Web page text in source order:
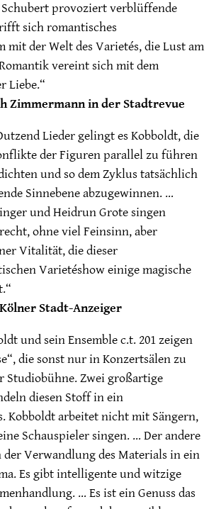
provoziert verblüffende
sich romantisches
mit der Welt des Varietés, die Lust am
vereint sich mit dem
Liebe.“
Zimmermann in der Stadtrevue
Lieder gelingt es Kobboldt, die
der Figuren parallel zu führen
und so dem Zyklus tatsächlich
Sinnebene abzugewinnen. …
und Heidrun Grote singen
ohne viel Feinsinn, aber
Vitalität, die dieser
Varietéshow einige magische
Stadt-Anzeiger
und sein Ensemble c.t. 201 zeigen
die sonst nur in Konzertsälen zu
Studiobühne. Zwei großartige
diesen Stoff in ein
Kobboldt arbeitet nicht mit Sängern,
Schauspieler singen. … Der andere
Verwandlung des Materials in ein
Es gibt intelligente und witzige
… Es ist ein Genuss das